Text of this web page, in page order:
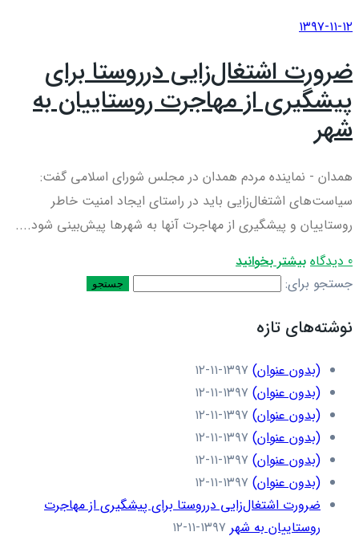
۱۳۹۷-۱۱-۱۲
ضرورت اشتغال‌زایی درروستا برای
پیشگیری از مهاجرت روستاییان به
شهر
همدان - نماینده مردم همدان در مجلس شورای اسلامی گفت:
سیاست‌های اشتغال‌زایی باید در راستای ایجاد امنیت خاطر
روستاییان و پیشگیری از مهاجرت آنها به شهرها پیش‌بینی شود....
0 دیدگاه
بیشتر بخوانید
جستجو برای:
نوشته‌های تازه
(بدون عنوان) ۱۳۹۷-۱۱-۱۲
(بدون عنوان) ۱۳۹۷-۱۱-۱۲
(بدون عنوان) ۱۳۹۷-۱۱-۱۲
(بدون عنوان) ۱۳۹۷-۱۱-۱۲
(بدون عنوان) ۱۳۹۷-۱۱-۱۲
(بدون عنوان) ۱۳۹۷-۱۱-۱۲
ضرورت اشتغال‌زایی درروستا برای پیشگیری از مهاجرت
روستاییان به شهر ۱۳۹۷-۱۱-۱۲